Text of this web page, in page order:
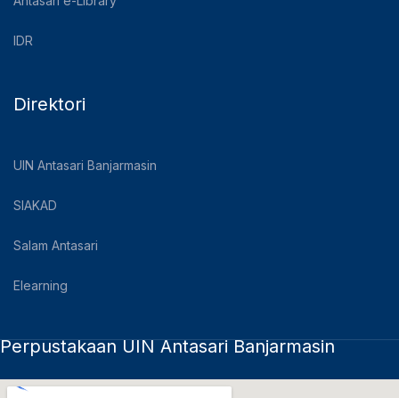
IDR
Direktori
UIN Antasari Banjarmasin
SIAKAD
Salam Antasari
Elearning
Perpustakaan UIN Antasari Banjarmasin